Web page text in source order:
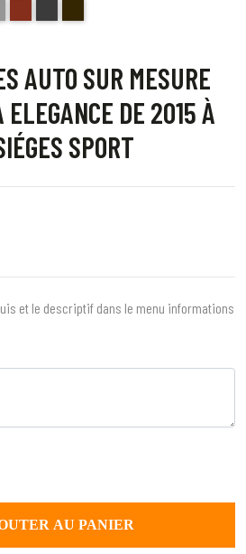
bord noir foxtrot
noir) Echo
AUTO SUR MESURE
DE 2015 À
SPORT
et le descriptif dans le menu informations
AU PANIER